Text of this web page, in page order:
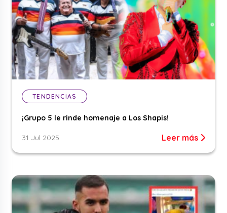
TENDENCIAS
¡Grupo 5 le rinde homenaje a Los Shapis!
31 Jul 2025 Leer más